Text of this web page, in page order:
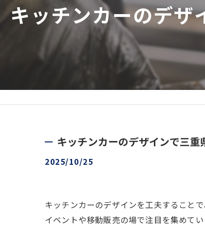
キッチンカーのデザ
キッチンカーのデザインで三
2025/10/25
キッチンカーのデザインを工夫すること
イベントや移動販売の場で注目を集めて